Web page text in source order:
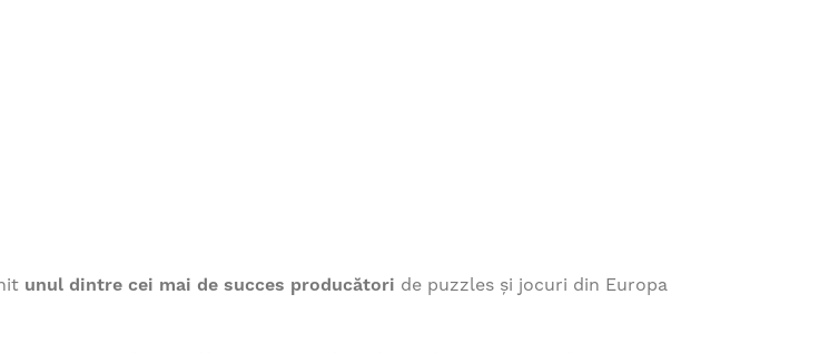
unul dintre cei mai de succes producători de puzzles și jocuri din Europa